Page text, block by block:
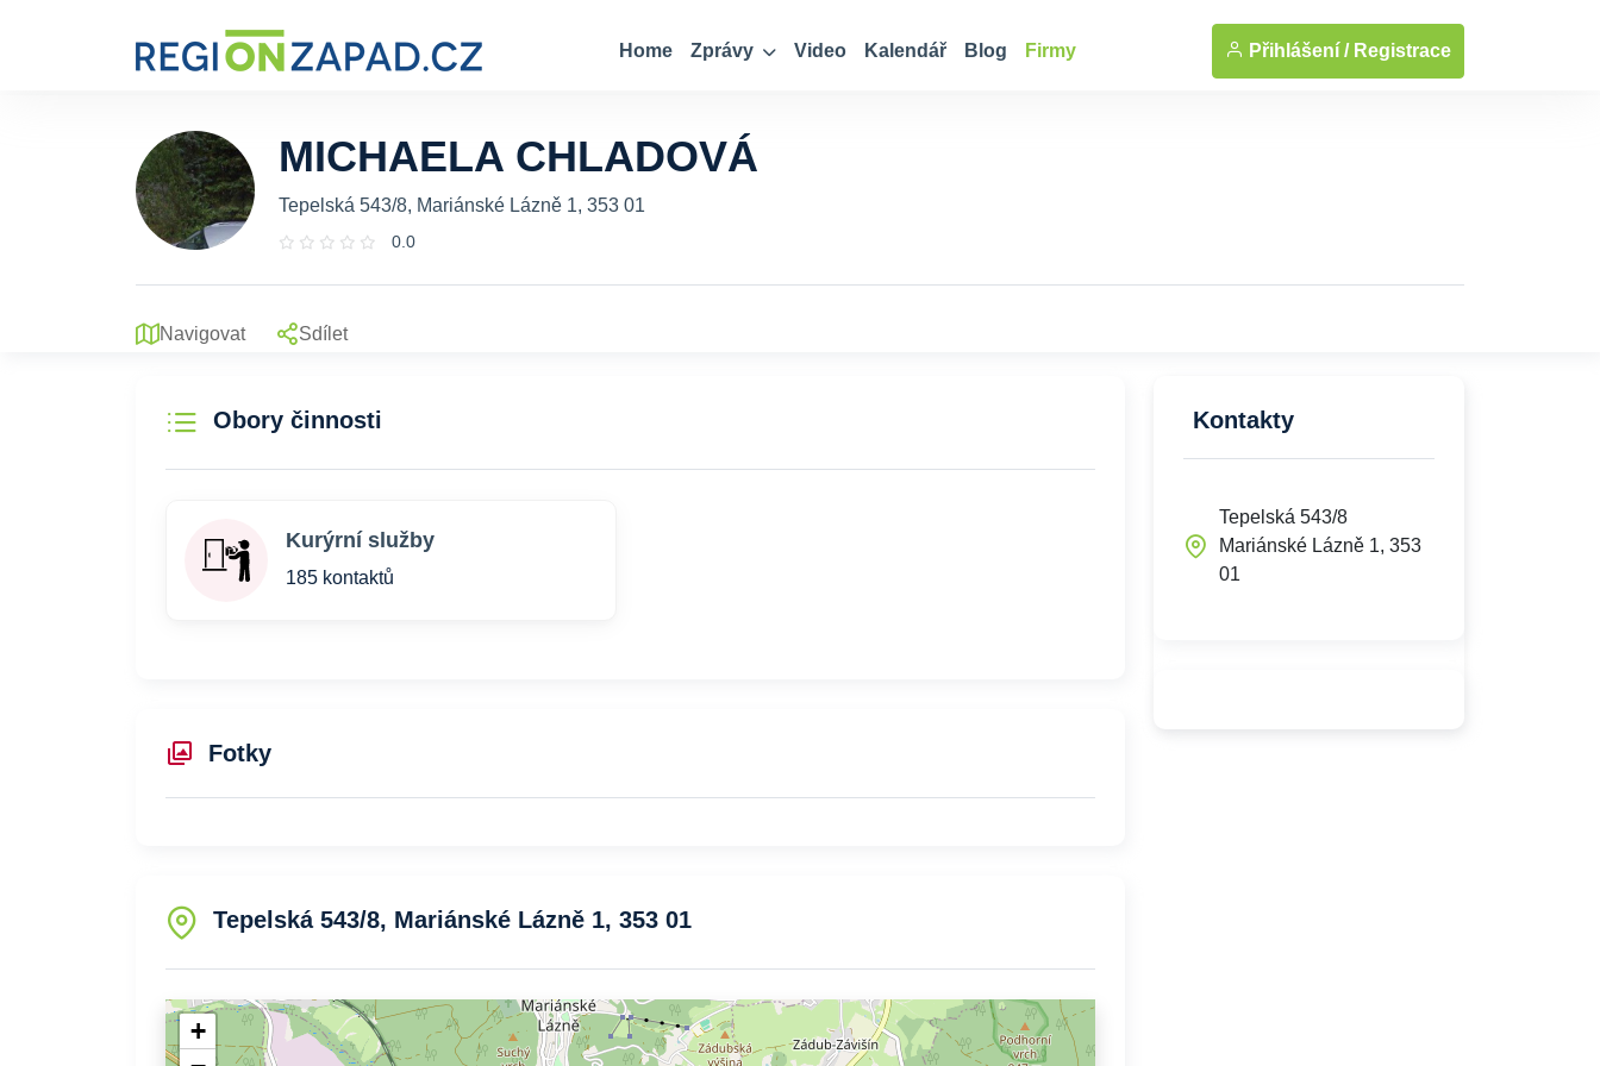
Home Zprávy Video Kalendář Blog Firmy Přihlášení / Registrace
... Zobrazit fotografie
MICHAELA CHLADOVÁ
Tepelská 543/8, Mariánské Lázně 1, 353 01
0.0
Navigovat Sdílet
Obory činnosti
Kurýrní služby
185 kontaktů
Fotky
Tepelská 543/8, Mariánské Lázně 1, 353 01
+
Kontakty
Tepelská 543/8
Mariánské Lázně 1, 353
01